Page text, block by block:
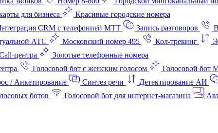
для бизнеса
Красивые городские номера
CRM с телефонией МТТ Запись разговоров
АТС Московский номер 495 Кол-трекинг
центра
Золотые телефонные номера
Голосовой бот с женским голосом Голосовой бот
/ Анкетирование Синтез речи Детектирование АИ
ботов Голосовой бот для интернет‑магазина